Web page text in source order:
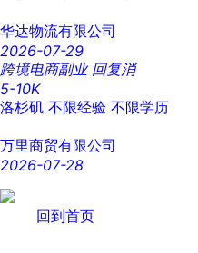
华达物流有限公司
2026-07-29
跨境电商副业 回复消
5-10K
洛杉矶 不限经验 不限学历
万里商贸有限公司
2026-07-28
回到首页